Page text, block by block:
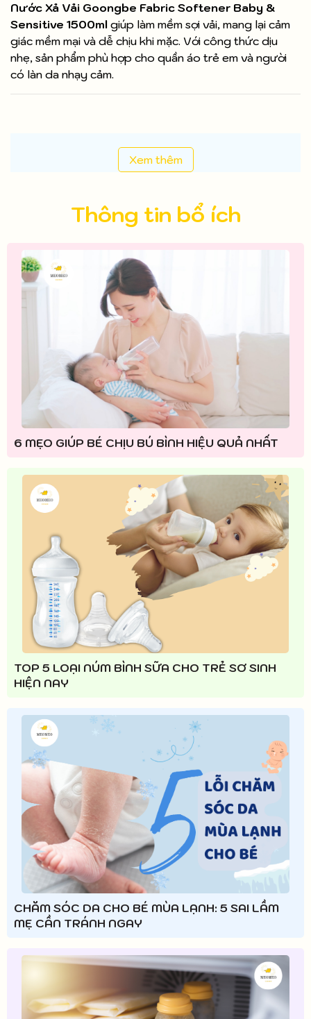
Nước Xả Vải Goongbe Fabric Softener Baby &
Sensitive 1500ml giúp làm mềm sợi vải, mang lại cảm
giác mềm mại và dễ chịu khi mặc. Với công thức dịu
nhẹ, sản phẩm phù hợp cho quần áo trẻ em và người
có làn da nhạy cảm.
Xem thêm
Thông tin bổ ích
6 MẸO GIÚP BÉ CHỊU BÚ BÌNH HIỆU QUẢ NHẤT
TOP 5 LOẠI NÚM BÌNH SỮA CHO TRẺ SƠ SINH
HIỆN NAY
CHĂM SÓC DA CHO BÉ MÙA LẠNH: 5 SAI LẦM
MẸ CẦN TRÁNH NGAY